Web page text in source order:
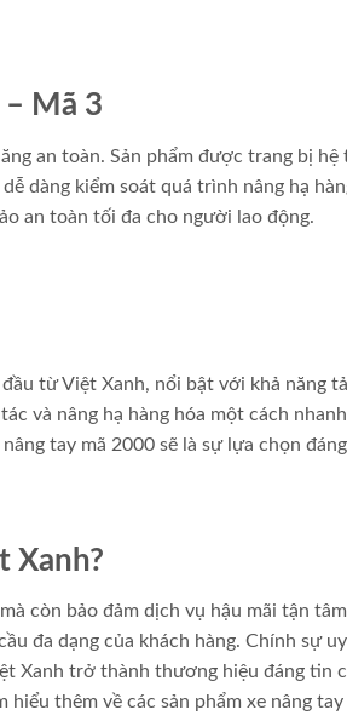
Mã 3
an toàn. Sản phẩm được trang bị hệ
dàng kiểm soát quá trình nâng hạ
an toàn tối đa cho người lao động.
từ Việt Xanh, nổi bật với khả năng
và nâng hạ hàng hóa một cách
tay mã 2000 sẽ là sự lựa chọn
Xanh?
còn bảo đảm dịch vụ hậu mãi tận
đa dạng của khách hàng. Chính sự
Xanh trở thành thương hiệu đáng tin
hiểu thêm về các sản phẩm xe nâng